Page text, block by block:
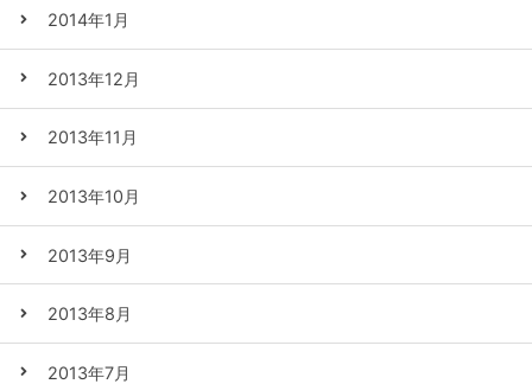
2014年1月
2013年12月
2013年11月
2013年10月
2013年9月
2013年8月
2013年7月